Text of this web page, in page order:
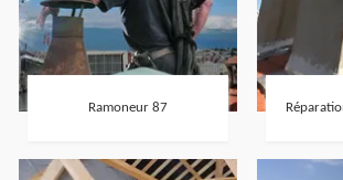
Ramoneur 87